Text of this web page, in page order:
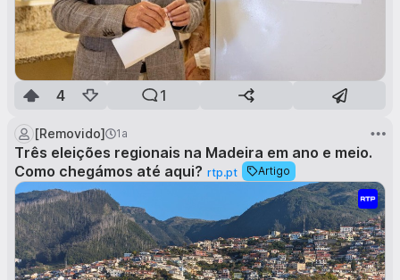
4 1
[Removido] 1a
Três eleições regionais na Madeira em ano e meio.
Como chegámos até aqui? rtp.pt Artigo